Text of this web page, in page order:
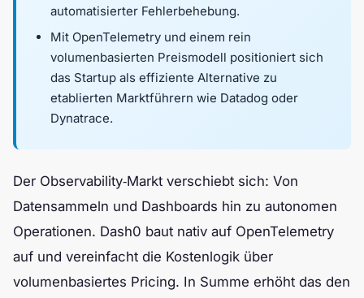
automatisierter Fehlerbehebung.
Mit OpenTelemetry und einem rein
volumenbasierten Preismodell positioniert sich
das Startup als effiziente Alternative zu
etablierten Marktführern wie Datadog oder
Dynatrace.
Der Observability‑Markt verschiebt sich: Von
Datensammeln und Dashboards hin zu autonomen
Operationen. Dash0 baut nativ auf OpenTelemetry
auf und vereinfacht die Kostenlogik über
volumenbasiertes Pricing. In Summe erhöht das den